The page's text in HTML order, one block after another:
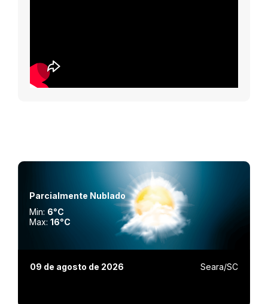
Parcialmente Nublado
Min: 6°C
Max:16°C
09 de agosto de 2026 Seara/SC